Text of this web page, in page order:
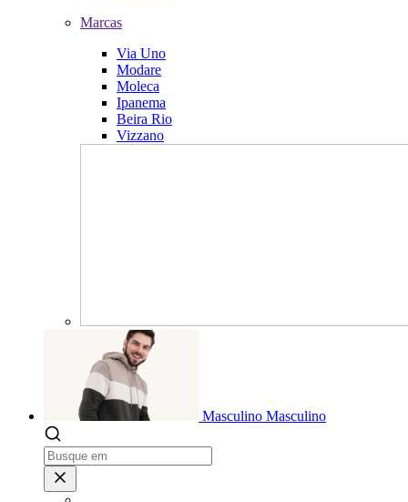
Marcas
Via Uno
Modare
Moleca
Ipanema
Beira Rio
Vizzano
Masculino Masculino